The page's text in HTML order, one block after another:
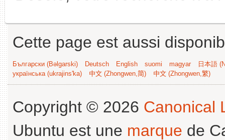
Cette page est aussi
Български (Bəlgarski) Deutsch English suomi magyar
日本語
українська (ukrajins'ka)
中文 (Zhongwen,简) 中文 (Zhongwen,繁)
Copyright © 2026 Canonical
Ubuntu est une marque de